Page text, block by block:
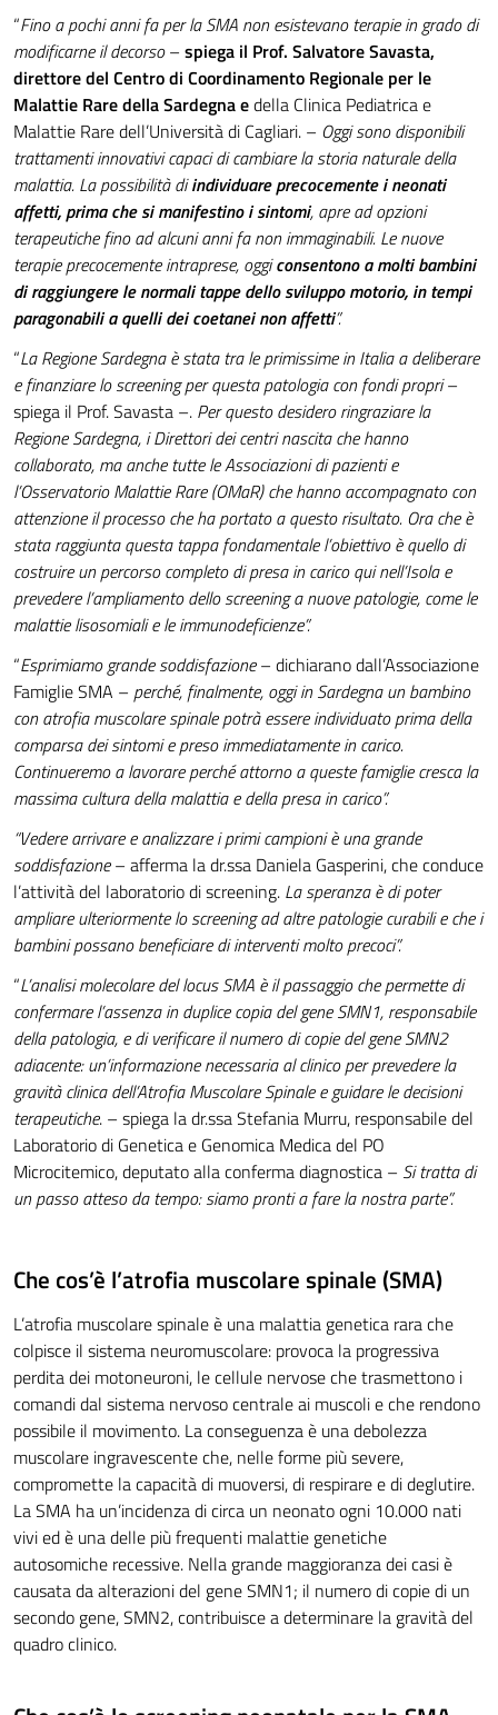
“Fino a pochi anni fa per la SMA non esistevano terapie in grado di
modificarne il decorso– spiega il Prof. Salvatore Savasta,
direttore del Centro di Coordinamento Regionale per le
Malattie Rare della Sardegna edella Clinica Pediatrica e
Malattie Rare dell’Università di Cagliari. – Oggi sono disponibili
trattamenti innovativi capaci di cambiare la storia naturale della
malattia. La possibilità diindividuare precocemente i neonati
affetti, prima che si manifestino i sintomi, apre ad opzioni
terapeutiche fino ad alcuni anni fa non immaginabili. Le nuove
terapie precocemente intraprese, oggiconsentono a molti bambini
di raggiungere le normali tappe dello sviluppo motorio, in tempi
paragonabili a quelli dei coetanei non affetti”.
“La Regione Sardegna è stata tra le primissime in Italia a deliberare
e finanziare lo screening per questa patologia con fondi propri–
spiega il Prof. Savasta –. Per questo desidero ringraziare la
Regione Sardegna, i Direttori dei centri nascita che hanno
collaborato, ma anche tutte le Associazioni di pazienti e
l’Osservatorio Malattie Rare (OMaR) che hanno accompagnato con
attenzione il processo che ha portato a questo risultato. Ora che è
stata raggiunta questa tappa fondamentale l’obiettivo è quello di
costruire un percorso completo di presa in carico qui nell’Isola e
prevedere l’ampliamento dello screening a nuove patologie, come le
malattie lisosomiali e le immunodeficienze”.
“Esprimiamo grande soddisfazione– dichiarano dall’Associazione
Famiglie SMA – perché, finalmente, oggi in Sardegna un bambino
con atrofia muscolare spinale potrà essere individuato prima della
comparsa dei sintomi e preso immediatamente in carico.
Continueremo a lavorare perché attorno a queste famiglie cresca la
massima cultura della malattia e della presa in carico”.
“Vedere arrivare e analizzare i primi campioni è una grande
soddisfazione– afferma la dr.ssa Daniela Gasperini, che conduce
l’attività del laboratorio di screening. La speranza è di poter
ampliare ulteriormente lo screening ad altre patologie curabili e che i
bambini possano beneficiare di interventi molto precoci”.
“L’analisi molecolare del locus SMA è il passaggio che permette di
confermare l’assenza in duplice copia del gene SMN1, responsabile
della patologia, e di verificare il numero di copie del gene SMN2
adiacente: un’informazione necessaria al clinico per prevedere la
gravità clinica dell’Atrofia Muscolare Spinale e guidare le decisioni
terapeutiche. – spiega la dr.ssa Stefania Murru, responsabile del
Laboratorio di Genetica e Genomica Medica del PO
Microcitemico, deputato alla conferma diagnostica – Si tratta di
un passo atteso da tempo: siamo pronti a fare la nostra parte”.
Che cos’è l’atrofia muscolare spinale (SMA)
L’atrofia muscolare spinale è una malattia genetica rara che
colpisce il sistema neuromuscolare: provoca la progressiva
perdita dei motoneuroni, le cellule nervose che trasmettono i
comandi dal sistema nervoso centrale ai muscoli e che rendono
possibile il movimento. La conseguenza è una debolezza
muscolare ingravescente che, nelle forme più severe,
compromette la capacità di muoversi, di respirare e di deglutire.
La SMA ha un’incidenza di circa un neonato ogni 10.000 nati
vivi ed è una delle più frequenti malattie genetiche
autosomiche recessive. Nella grande maggioranza dei casi è
causata da alterazioni del gene SMN1; il numero di copie di un
secondo gene, SMN2, contribuisce a determinare la gravità del
quadro clinico.